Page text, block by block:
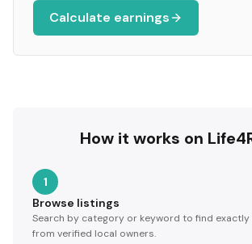
Calculate earnings
How it works on
1
Browse listings
Search by category or keyword to find exactly
from verified local owners.